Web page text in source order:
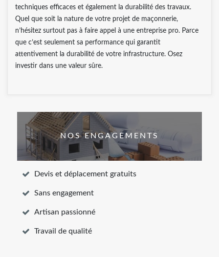
techniques efficaces et également la durabilité des travaux.
Quel que soit la nature de votre projet de maçonnerie,
n’hésitez surtout pas à faire appel à une entreprise pro. Parce
que c’est seulement sa performance qui garantit
attentivement la durabilité de votre infrastructure. Osez
investir dans une valeur sûre.
NOS ENGAGEMENTS
Devis et déplacement gratuits
Sans engagement
Artisan passionné
Travail de qualité